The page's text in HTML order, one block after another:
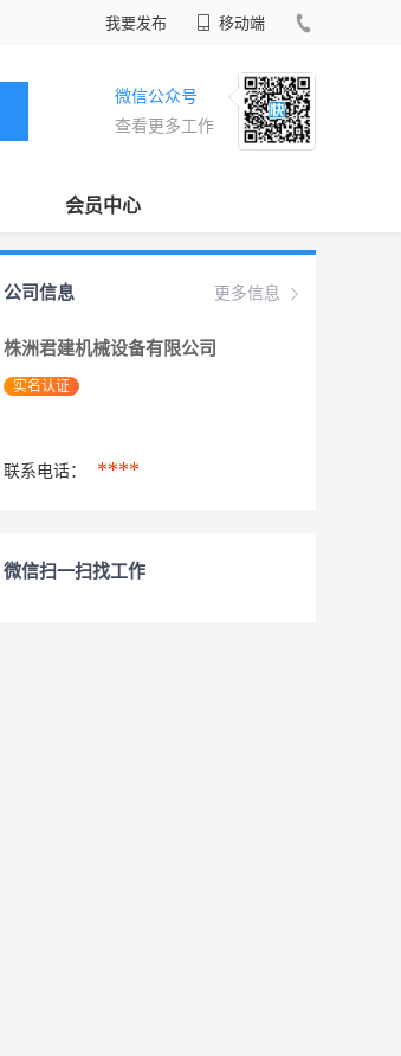
我要发布 移动端
微信公众号
查看更多工作
会员中心
更多信息
公司信息
株洲君建机械设备有限公司
实名认证
联系电话： ****
微信扫一扫找工作